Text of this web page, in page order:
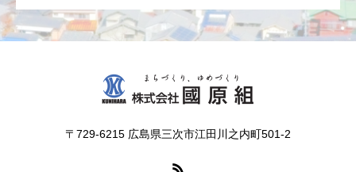
〒729-6215 広島県三次市江田川之内町501-2